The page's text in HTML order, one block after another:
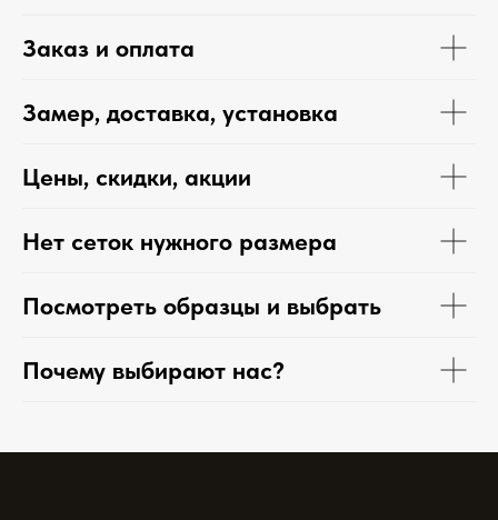
Заказ и оплата
Замер, доставка, установка
Цены, скидки, акции
Нет сеток нужного размера
Посмотреть образцы и выбрать
Почему выбирают нас?